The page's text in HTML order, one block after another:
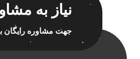
فقط نمایش محصولات فروش
نیاز به
جهت مشاوره رایگان